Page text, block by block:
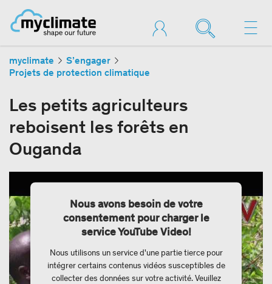
myclimate
S’engager
Projets de protection climatique
Les petits agriculteurs
reboisent les forêts en
Ouganda
Nous avons besoin de votre
consentement pour charger le
service YouTube Video!
Nous utilisons un service d'une partie tierce pour
intégrer certains contenus vidéos susceptibles de
collecter des données sur votre activité. Veuillez